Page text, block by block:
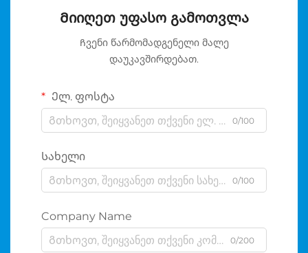
Მიიღეთ უფასო გამოთვლა
Ჩვენი წარმომადგენელი მალე
დაუკავშირდებათ.
Ელ. ფოსტა
0/100
Სახელი
0/100
Company Name
0/200